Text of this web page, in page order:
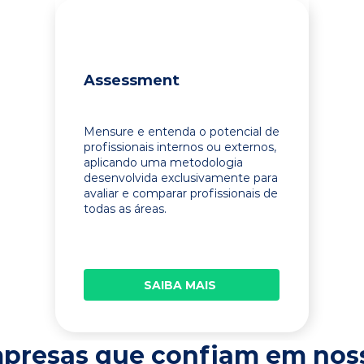
Assessment
Mensure e entenda o potencial de
profissionais internos ou externos,
aplicando uma metodologia
desenvolvida exclusivamente para
avaliar e comparar profissionais de
todas as áreas.
SAIBA MAIS
que confiam em